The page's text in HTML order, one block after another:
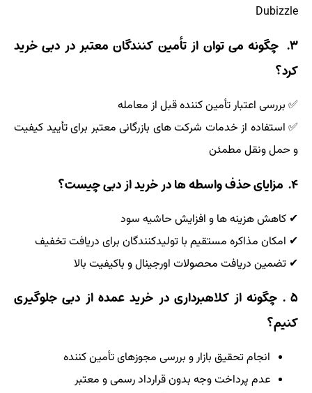
Dubizzle
۳. چگونه می توان از تأمین کنندگان معتبر در دبی خرید
کرد؟
✅ بررسی اعتبار تأمین کننده قبل از معامله
✅ استفاده از خدمات شرکت های بازرگانی معتبر برای تأیید کیفیت
و حمل ونقل مطمئن
۴. مزایای حذف واسطه ها در خرید از دبی چیست؟
✔ کاهش هزینه ها و افزایش حاشیه سود
✔ امکان مذاکره مستقیم با تولیدکنندگان برای دریافت تخفیف
✔ تضمین دریافت محصولات اورجینال و باکیفیت بالا
۵ . چگونه از کلاهبرداری در خرید عمده از دبی جلوگیری
کنیم؟
انجام تحقیق بازار و بررسی مجوزهای تأمین کننده
عدم پرداخت وجه بدون قرارداد رسمی و معتبر